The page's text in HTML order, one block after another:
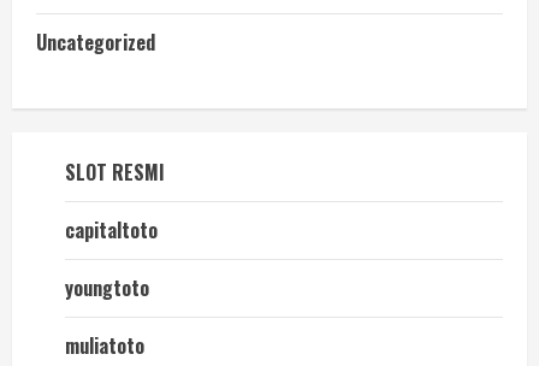
Uncategorized
SLOT RESMI
capitaltoto
youngtoto
muliatoto